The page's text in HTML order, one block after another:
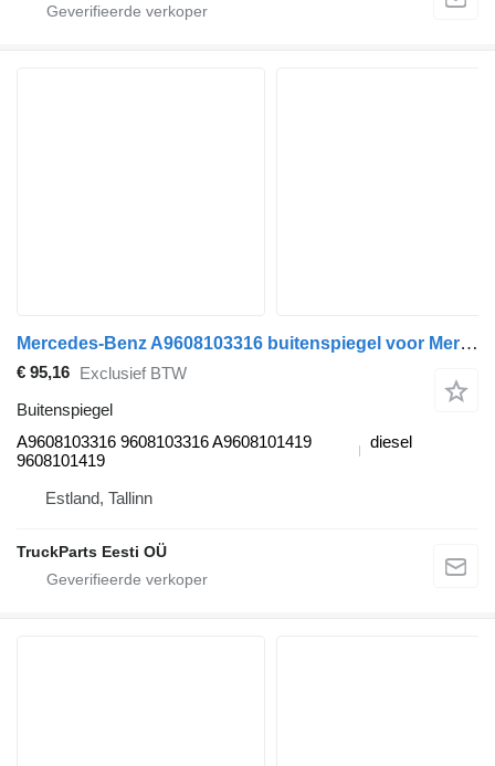
Mercedes-Benz A9608103316 buitenspiegel voor Mercedes-Benz Actros MP4 Antos Arocs (2012-) trekker
€ 95,16 Exclusief BTW
Buitenspiegel
A9608103316 9608103316 A9608101419
9608101419
diesel
Estland, Tallinn
TruckParts Eesti OÜ